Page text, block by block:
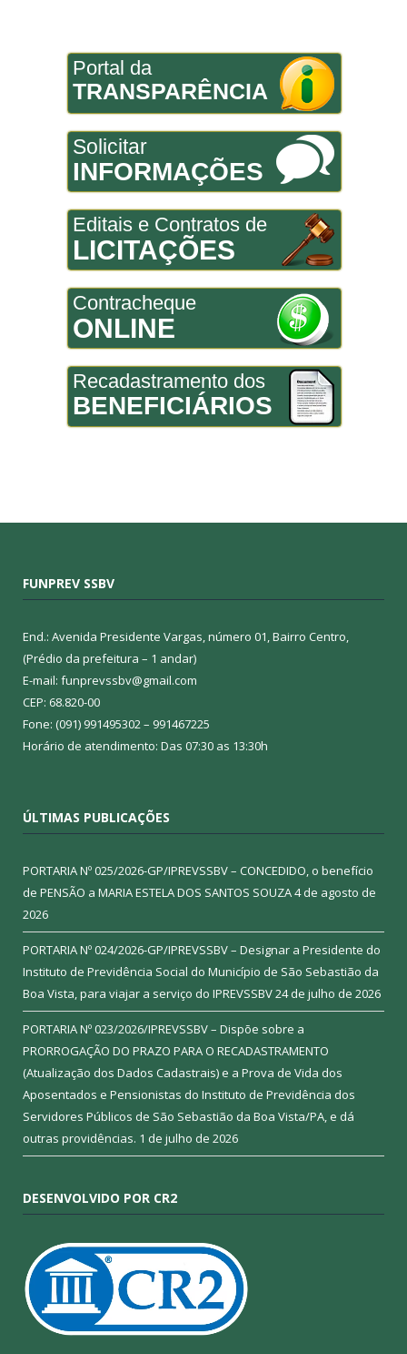
Portal da
TRANSPARÊNCIA
Solicitar
INFORMAÇÕES
Editais e Contratos de
LICITAÇÕES
Contracheque
ONLINE
Recadastramento dos
BENEFICIÁRIOS
FUNPREV SSBV
End.: Avenida Presidente Vargas, número 01, Bairro Centro,
(Prédio da prefeitura – 1 andar)
E-mail: funprevssbv@gmail.com
CEP: 68.820-00
Fone: (091) 991495302 – 991467225
Horário de atendimento: Das 07:30 as 13:30h
ÚLTIMAS PUBLICAÇÕES
PORTARIA Nº 025/2026-GP/IPREVSSBV – CONCEDIDO, o benefício
de PENSÃO a MARIA ESTELA DOS SANTOS SOUZA4 de agosto de
2026
PORTARIA Nº 024/2026-GP/IPREVSSBV – Designar a Presidente do
Instituto de Previdência Social do Município de São Sebastião da
Boa Vista, para viajar a serviço do IPREVSSBV24 de julho de 2026
PORTARIA Nº 023/2026/IPREVSSBV – Dispõe sobre a
PRORROGAÇÃO DO PRAZO PARA O RECADASTRAMENTO
(Atualização dos Dados Cadastrais) e a Prova de Vida dos
Aposentados e Pensionistas do Instituto de Previdência dos
Servidores Públicos de São Sebastião da Boa Vista/PA, e dá
outras providências. 1 de julho de 2026
DESENVOLVIDO POR CR2